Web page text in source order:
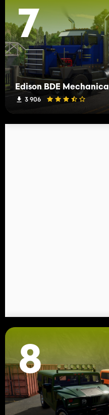
7
Edison BDE Mechanical
3 906
8